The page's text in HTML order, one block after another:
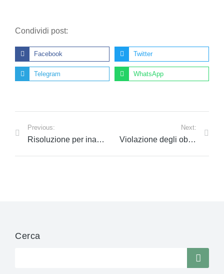
Condividi post:
Facebook Twitter
Telegram WhatsApp
Previous:
Risoluzione per inadempimento: Cassazione, sentenza, 26 maggio 2025, n. 14030, sez. II civile
Next:
Violazione degli obblighi professionali e responsabilità del Notaio
Cerca